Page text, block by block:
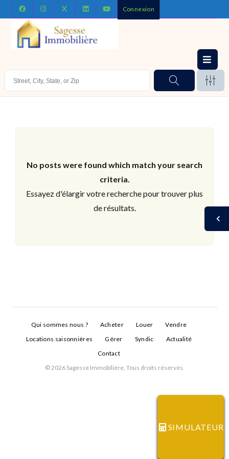
Connexion
No posts were found which match your search
criteria.
Essayez d'élargir votre recherche pour trouver plus
de résultats.
Qui sommes nous ? Acheter Louer
Vendre
Locations saisonnières
Gérer Syndic
Actualité
Contact
© 2026 Sagesse Immobilière, Tous droits réservés.
SIMULATEUR
Connexion